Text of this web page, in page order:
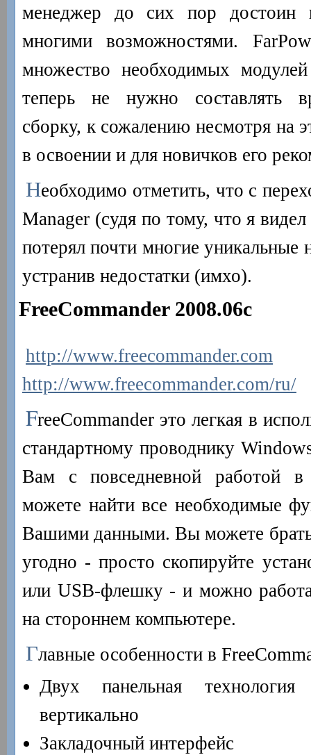
менеджер до сих пор достоин
многими возможностями.
множество необходимых
теперь не нужно составлять
сборку, к сожалению несмотря на
в освоении и для новичков его
Необходимо отметить, что с
Manager (судя по тому, что я
потерял почти многие уникальные
устранив недостатки (имхо).
FreeCommander 2008.06c
http://www.freecommander.com
http://www.freecommander.com/ru/
FreeCommander это легкая в
стандартному проводнику
Вам с повседневной работой
можете найти все необходимые
Вашими данными. Вы можете брать
угодно - просто скопируйте
или USB-флешку - и можно
на стороннем компьютере.
Главные особенности в
Двух панельная
вертикально
Закладочный интерфейс